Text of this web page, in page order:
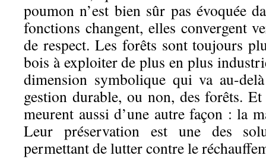
poumon n’est bien sûr pas évoquée
fonctions changent, elles convergent
de respect. Les forêts sont toujours
bois à exploiter de plus en plus
dimension symbolique qui va au-
gestion durable, ou non, des forêts.
meurent aussi d’une autre façon : la
Leur préservation est une des
permettant de lutter contre le